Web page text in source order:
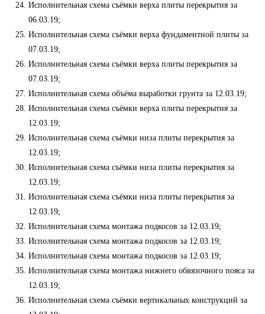
Исполнительная схема съёмки верха плиты перекрытия за
06.03.19;
Исполнительная схема съёмки верха фундаментной плиты за
07.03.19;
Исполнительная схема съёмки верха плиты перекрытия за
07.03.19;
Исполнительная схема объёма выработки грунта за 12.03.19;
Исполнительная схема съёмки верха плиты перекрытия за
12.03.19;
Исполнительная схема съёмки низа плиты перекрытия за
12.03.19;
Исполнительная схема съёмки низа плиты перекрытия за
12.03.19;
Исполнительная схема съёмки низа плиты перекрытия за
12.03.19;
Исполнительная схема монтажа подкосов за 12.03.19;
Исполнительная схема монтажа подкосов за 12.03.19;
Исполнительная схема монтажа подкосов за 12.03.19;
Исполнительная схема монтажа нижнего обвязочного пояса за
12.03.19;
Исполнительная схема съёмки вертикальных конструкций за